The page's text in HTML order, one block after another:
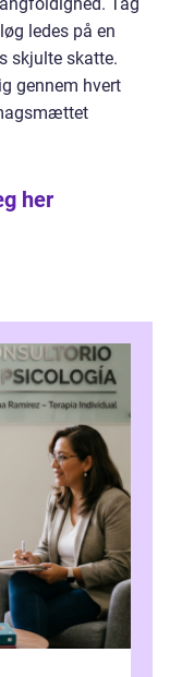
Tag
ledes på en
skjulte skatte.
gennem hvert
her